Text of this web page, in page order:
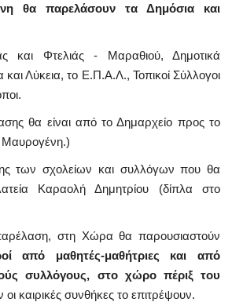
θα παρελάσουν τα Δημόσια και
και Φτελιάς - Μαραθιού, Δημοτικά
και Λύκεια, το Ε.Π.Α.Λ., Τοπικοί Σύλλογοι
θα είναι από το Δημαρχείο προς το
Μαυρογένη.)
των σχολείων και συλλόγων που θα
Καραολή Δημητρίου (δίπλα στο
στη Χώρα θα παρουσιαστούν
από μαθητές-μαθήτριες και από
συλλόγους, στο χώρο πέριξ του
οι καιρικές συνθήκες το επιτρέψουν.